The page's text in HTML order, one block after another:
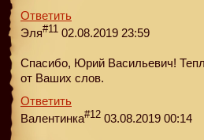
Ответить
Эля#11 02.08.2019 23:59
Спасибо, Юрий Васильевич!
от Ваших слов.
Ответить
Валентинка#12 03.08.2019 00:14